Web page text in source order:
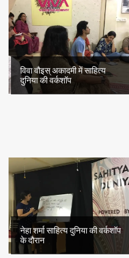
विवा वौइस् अकादमी में साहित्य
दुनिया की वर्कशॉप
नेहा शर्मा साहित्य दुनिया की वर्कशॉप
के दौरान